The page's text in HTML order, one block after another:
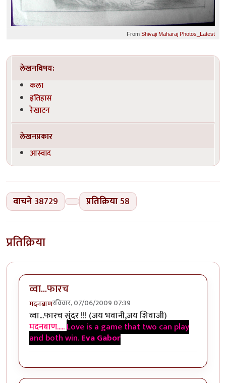
From Shivaji Maharaj Photos_Latest
लेखनविषय:
कला
इतिहास
रेखाटन
लेखनप्रकार
आस्वाद
वाचने 38729 प्रतिक्रिया58
प्रतिक्रिया
व्वा...फारच
मदनबाणरविवार, 07/06/2009 07:39
व्वा...फारच सुंदर !!! (जय भवानी,जय शिवाजी)
मदनबाण.....Love is a game that two can play
and both win.Eva Gabor